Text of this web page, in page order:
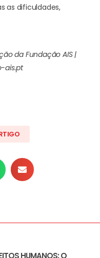
as dificuldades,
da Fundação AIS |
ais.pt
HUMANOS: O